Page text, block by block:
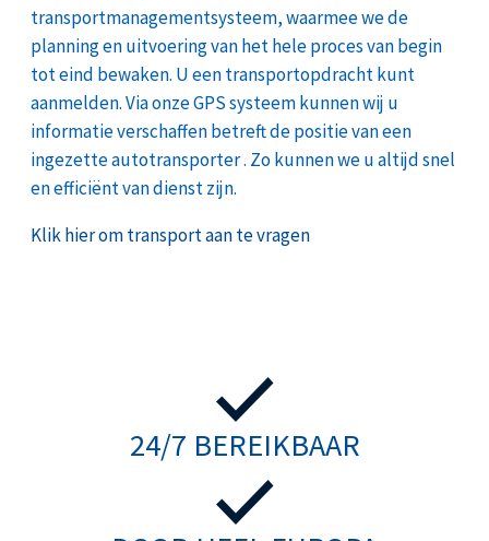
transportmanagementsysteem, waarmee we de
planning en uitvoering van het hele proces van begin
tot eind bewaken. U een transportopdracht kunt
aanmelden. Via onze GPS systeem kunnen wij u
informatie verschaffen betreft de positie van een
ingezette autotransporter . Zo kunnen we u altijd snel
en efficiënt van dienst zijn.
Klik hier om transport aan te vragen
24/7 BEREIKBAAR